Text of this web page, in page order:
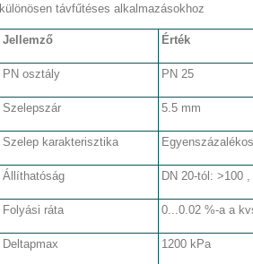
különösen távfűtéses alkalmazásokhoz
Jellemző Érték
PN osztály PN 25
Szelepszár 5.5 mm
Szelep karakterisztika Egyenszázalékos
Állíthatóság DN 20-tól: >100
Folyási ráta 0...0.02 %-a a
Deltapmax 1200 kPa